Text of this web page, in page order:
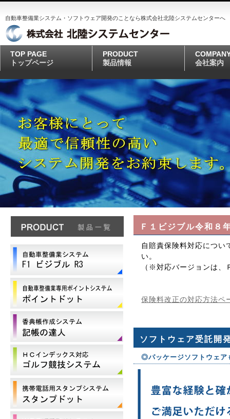
自動車整備業システム・ソフトウェア開発のことなら株式会社北陸システムセンターへ
Ｆ１ビジブル令和８
自賠責保険料対応につい
い。
（※対応バージョンは
保険料改正の対応方法ペ
ソフトウェア受託開
◎パッケージソフトウェア
TOP PAGE
トップページ
PRODUCT
製品情報
会社案内